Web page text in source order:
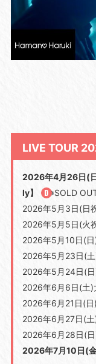
LIVE TOUR
2026年4月26日(
ly】
※SOLD
2026年5月3日(日
2026年5月5日(火
2026年5月10日(
2026年5月23日(
2026年5月24日(
2026年6月6日(土)
2026年6月21日(日
2026年6月27日(
2026年6月28日(日
2026年7月10日(